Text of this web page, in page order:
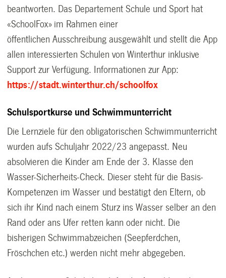
beantworten. Das Departement Schule und Sport hat
«SchoolFox» im Rahmen einer
öffentlichen Ausschreibung ausgewählt und stellt die App
allen interessierten Schulen von Winterthur inklusive
Support zur Verfügung. Informationen zur App:
https://stadt.winterthur.ch/schoolfox
Schulsportkurse und Schwimmunterricht
Die Lernziele für den obligatorischen Schwimmunterricht
wurden aufs Schuljahr 2022/23 angepasst. Neu
absolvieren die Kinder am Ende der 3. Klasse den
Wasser-Sicherheits-Check. Dieser steht für die Basis-
Kompetenzen im Wasser und bestätigt den Eltern, ob
sich ihr Kind nach einem Sturz ins Wasser selber an den
Rand oder ans Ufer retten kann oder nicht. Die
bisherigen Schwimmabzeichen (Seepferdchen,
Fröschchen etc.) werden nicht mehr abgegeben.